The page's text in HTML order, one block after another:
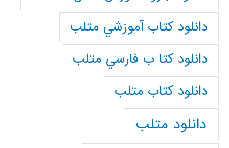
دانلود كتاب آموزشي متلب
دانلود كتا ب فارسي متلب
دانلود كتاب متلب
دانلود متلب